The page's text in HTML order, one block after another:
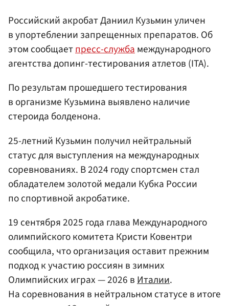
Российский акробат Даниил Кузьмин уличен
в упортеблении запрещенных препаратов. Об
этом сообщаетпресс-службамеждународного
агентства допинг-тестирования атлетов (ITA).
По результам прошедшего тестирования
в организме Кузьмина выявлено наличие
стероида болденона.
25-летний Кузьмин получил нейтральный
статус для выступления на международных
соревнованиях. В 2024 году спортсмен стал
обладателем золотой медали Кубка России
по спортивной акробатике.
19 сентября 2025 года глава Международного
олимпийского комитета Кристи Ковентри
сообщила, что организация оставит прежним
подход к участию россиян в зимних
Олимпийских играх — 2026 вИталии.
На соревнования в нейтральном статусе в итоге